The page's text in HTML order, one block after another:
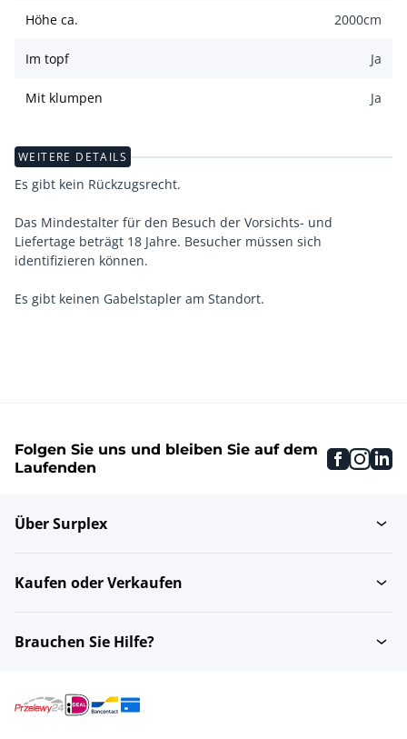
Höhe ca. 2000cm
Im topf Ja
Mit klumpen Ja
WEITERE DETAILS
Es gibt kein Rückzugsrecht.
Das Mindestalter für den Besuch der Vorsichts- und
Liefertage beträgt 18 Jahre. Besucher müssen sich
identifizieren können.
Folgen Sie uns und bleiben Sie auf dem
Laufenden
Über Surplex
Kaufen oder Verkaufen
Brauchen Sie Hilfe?